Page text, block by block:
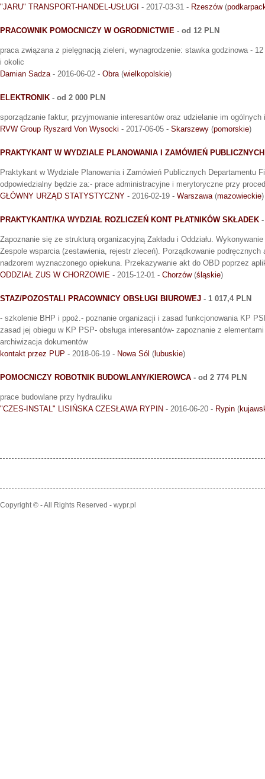
"JARU" TRANSPORT-HANDEL-USŁUGI - 2017-03-31 - Rzeszów(
PRACOWNIK POMOCNICZY W OGRODNICTWIE - od 12 PLN
praca związana z pielęgnacją zieleni, wynagrodzenie: stawka godzinowa -
i okolic
Damian Sadza - 2016-06-02 - Obra (wielkopolskie)
ELEKTRONIK - od 2 000 PLN
sporządzanie faktur, przyjmowanie interesantów oraz udzielanie im ogólnych
RVW Group Ryszard Von Wysocki - 2017-06-05 - Skarszewy (pomorskie)
PRAKTYKANT W WYDZIALE PLANOWANIA I ZAMÓWIEŃ
Praktykant w Wydziale Planowania i Zamówień Publicznych Departamentu
odpowiedzialny będzie za:- prace administracyjne i merytoryczne przy
GŁÓWNY URZĄD STATYSTYCZNY - 2016-02-19 - Warszawa (mazowieckie)
PRAKTYKANT/KA WYDZIAŁ ROZLICZEŃ KONT PŁATNIKÓW SKŁADEK
Zapoznanie się ze strukturą organizacyjną Zakładu i Oddziału.
Zespole wsparcia (zestawienia, rejestr zleceń). Porządkowanie podręcznych
nadzorem wyznaczonego opiekuna. Przekazywanie akt do OBD poprzez
ODDZIAŁ ZUS W CHORZOWIE - 2015-12-01 - Chorzów(śląskie)
STAZ/POZOSTALI PRACOWNICY OBSŁUGI BIUROWEJ - 1 017,4 PLN
- szkolenie BHP i ppoż.- poznanie organizacji i zasad funkcjonowania KP
zasad jej obiegu w KP PSP- obsługa interesantów- zapoznanie z
archiwizacja dokumentów
kontakt przez PUP - 2018-06-19 - Nowa Sól (lubuskie)
POMOCNICZY ROBOTNIK BUDOWLANY/KIEROWCA - od 2 774 PLN
prace budowlane przy hydrauliku
"CZES-INSTAL" LISIŃSKA CZESŁAWA RYPIN - 2016-06-20 - Rypin (
Copyright © - All Rights Reserved - wypr.pl